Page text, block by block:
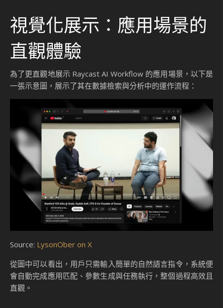
視覺化展示：應用場景的
直觀體驗
為了更直觀地展示 Raycast AI Workflow 的應用場景，以下是
一張示意圖，展示了其在數據檢索與分析中的運作流程：
Source: LysonOber on X
從圖中可以看出，用戶只需輸入簡單的自然語言指令，系統便
會自動完成應用匹配、參數生成與任務執行，整個過程高效且
直觀。